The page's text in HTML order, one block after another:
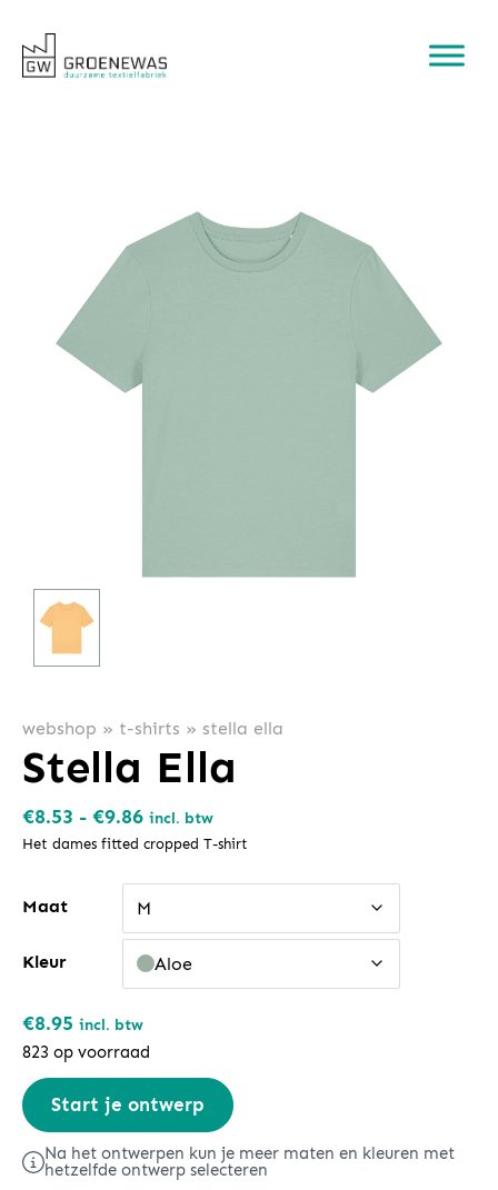
webshop » t-shirts » stella ella
Stella Ella
€8.53 - €9.86Prijsklasse:
€8.53
tot
€9.86
incl. btw
Het dames fitted cropped T-shirt
Maat M
Kleur Aloe
€8.95 incl. btw
823 op voorraad
Stella
Ella
aantal
Start je ontwerp
Na het ontwerpen kun je meer maten en kleuren met
hetzelfde ontwerp selecteren